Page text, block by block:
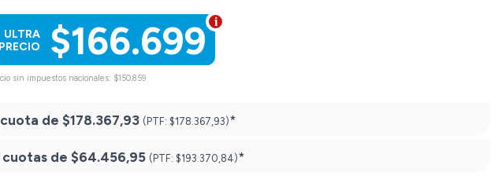
$166.699
ULTRA
PRECIO
sin impuestos nacionales: $150.859
cuota de $178.367,93 (PTF: $178.367,93)*
cuotas de $64.456,95 (PTF: $193.370,84)*